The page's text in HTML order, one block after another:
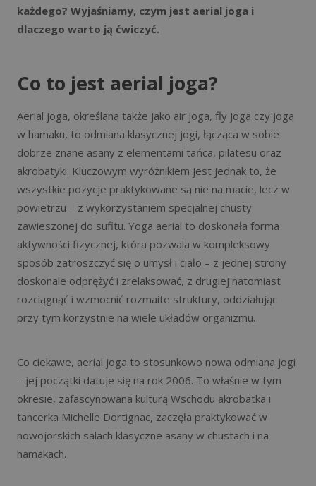
każdego? Wyjaśniamy, czym jest aerial joga i
dlaczego warto ją ćwiczyć.
Co to jest aerial joga?
Aerial joga, określana także jako air joga, fly joga czy joga
w hamaku, to odmiana klasycznej jogi, łącząca w sobie
dobrze znane asany z elementami tańca, pilatesu oraz
akrobatyki. Kluczowym wyróżnikiem jest jednak to, że
wszystkie pozycje praktykowane są nie na macie, lecz w
powietrzu – z wykorzystaniem specjalnej chusty
zawieszonej do sufitu. Yoga aerial to doskonała forma
aktywności fizycznej, która pozwala w kompleksowy
sposób zatroszczyć się o umysł i ciało – z jednej strony
doskonale odprężyć i zrelaksować, z drugiej natomiast
rozciągnąć i wzmocnić rozmaite struktury, oddziałując
przy tym korzystnie na wiele układów organizmu.
Co ciekawe, aerial joga to stosunkowo nowa odmiana jogi
– jej początki datuje się na rok 2006. To właśnie w tym
okresie, zafascynowana kulturą Wschodu akrobatka i
tancerka Michelle Dortignac, zaczęła praktykować w
nowojorskich salach klasyczne asany w chustach i na
hamakach.